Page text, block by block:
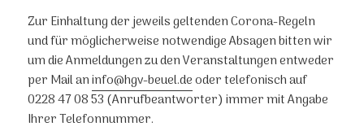
Zur Einhaltung der jeweils geltenden Corona-Regeln
und für möglicherweise notwendige Absagen bitten wir
um die Anmeldungen zu den Veranstaltungen entweder
per Mail aninfo@hgv-beuel.deoder telefonisch auf
0228 47 08 53 (Anrufbeantworter) immer mit Angabe
Ihrer Telefonnummer.